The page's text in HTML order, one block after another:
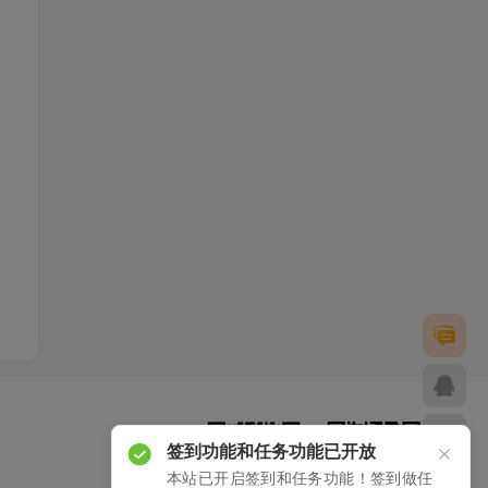
签到功能和任务功能已开放
本站已开启签到和任务功能！签到做任